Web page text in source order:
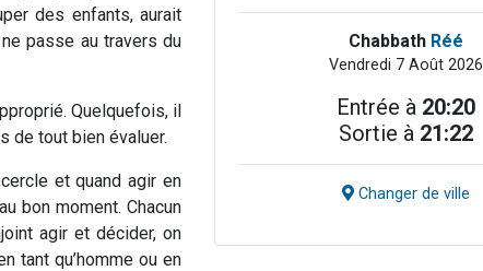
des enfants, aurait
passe au travers du
Quelquefois, il
de tout bien évaluer.
et quand agir en
bon moment. Chacun
agir et décider, on
tant qu’homme ou en
Chabbath Réé
Vendredi 7 Août 2026
Entrée à 20:20
Sortie à 21:22
Changer de ville